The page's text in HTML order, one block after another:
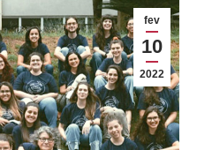
fev
10
2022